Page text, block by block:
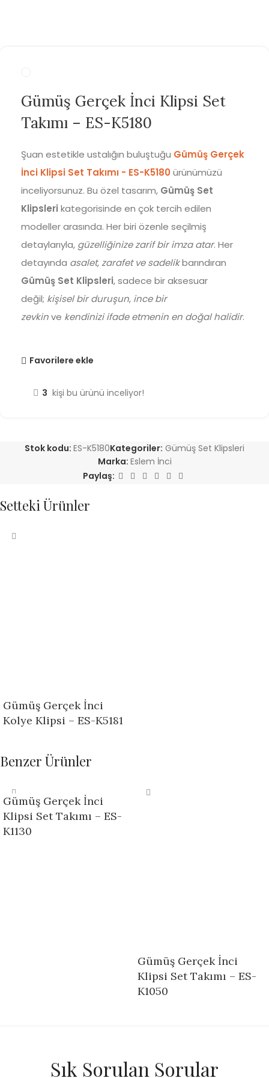
Gümüş Gerçek İnci Klipsi Set
Takımı – ES-K5180
Şuan estetikle ustalığın buluştuğu Gümüş Gerçek
İnci Klipsi Set Takımı - ES-K5180ürünümüzü
inceliyorsunuz. Bu özel tasarım, Gümüş Set
Klipsleri kategorisinde en çok tercih edilen
modeller arasında. Her biri özenle seçilmiş
detaylarıyla, güzelliğinize zarif bir imza atar. Her
detayında asalet, zarafet ve sadelikbarındıran
Gümüş Set Klipsleri, sadece bir aksesuar
değil; kişisel bir duruşun, ince bir
zevkinve kendinizi ifade etmenin en doğal halidir.
Favorilere ekle
3 kişi bu ürünü inceliyor!
Stok kodu: ES-K5180Kategoriler: Gümüş Set Klipsleri
Marka: Eslem İnci
Paylaş:
Setteki Ürünler
Gümüş Gerçek İnci
Kolye Klipsi – ES-K5181
Benzer Ürünler
Gümüş Gerçek İnci
Klipsi Set Takımı – ES-
K1130
Gümüş Gerçek İnci
Klipsi Set Takımı – ES-
K1050
Sık Sorulan Sorular